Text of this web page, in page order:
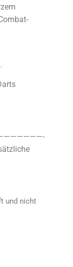
und nicht